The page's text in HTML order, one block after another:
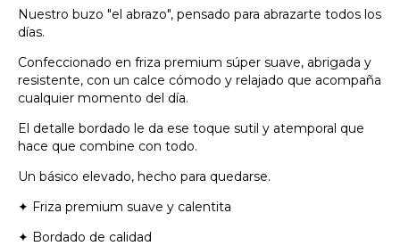
Nuestro buzo "el abrazo", pensado para abrazarte todos los
días.
Confeccionado en friza premium súper suave, abrigada y
resistente, con un calce cómodo y relajado que acompaña
cualquier momento del día.
El detalle bordado le da ese toque sutil y atemporal que
hace que combine con todo.
Un básico elevado, hecho para quedarse.
✦ Friza premium suave y calentita
✦ Bordado de calidad